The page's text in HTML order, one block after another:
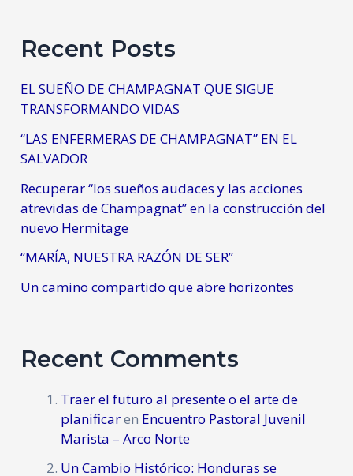
Recent Posts
EL SUEÑO DE CHAMPAGNAT QUE SIGUE
TRANSFORMANDO VIDAS
“LAS ENFERMERAS DE CHAMPAGNAT” EN EL
SALVADOR
Recuperar “los sueños audaces y las acciones
atrevidas de Champagnat” en la construcción del
nuevo Hermitage
“MARÍA, NUESTRA RAZÓN DE SER”
Un camino compartido que abre horizontes
Recent Comments
Traer el futuro al presente o el arte de
planificaren Encuentro Pastoral Juvenil
Marista – Arco Norte
Un Cambio Histórico: Honduras se